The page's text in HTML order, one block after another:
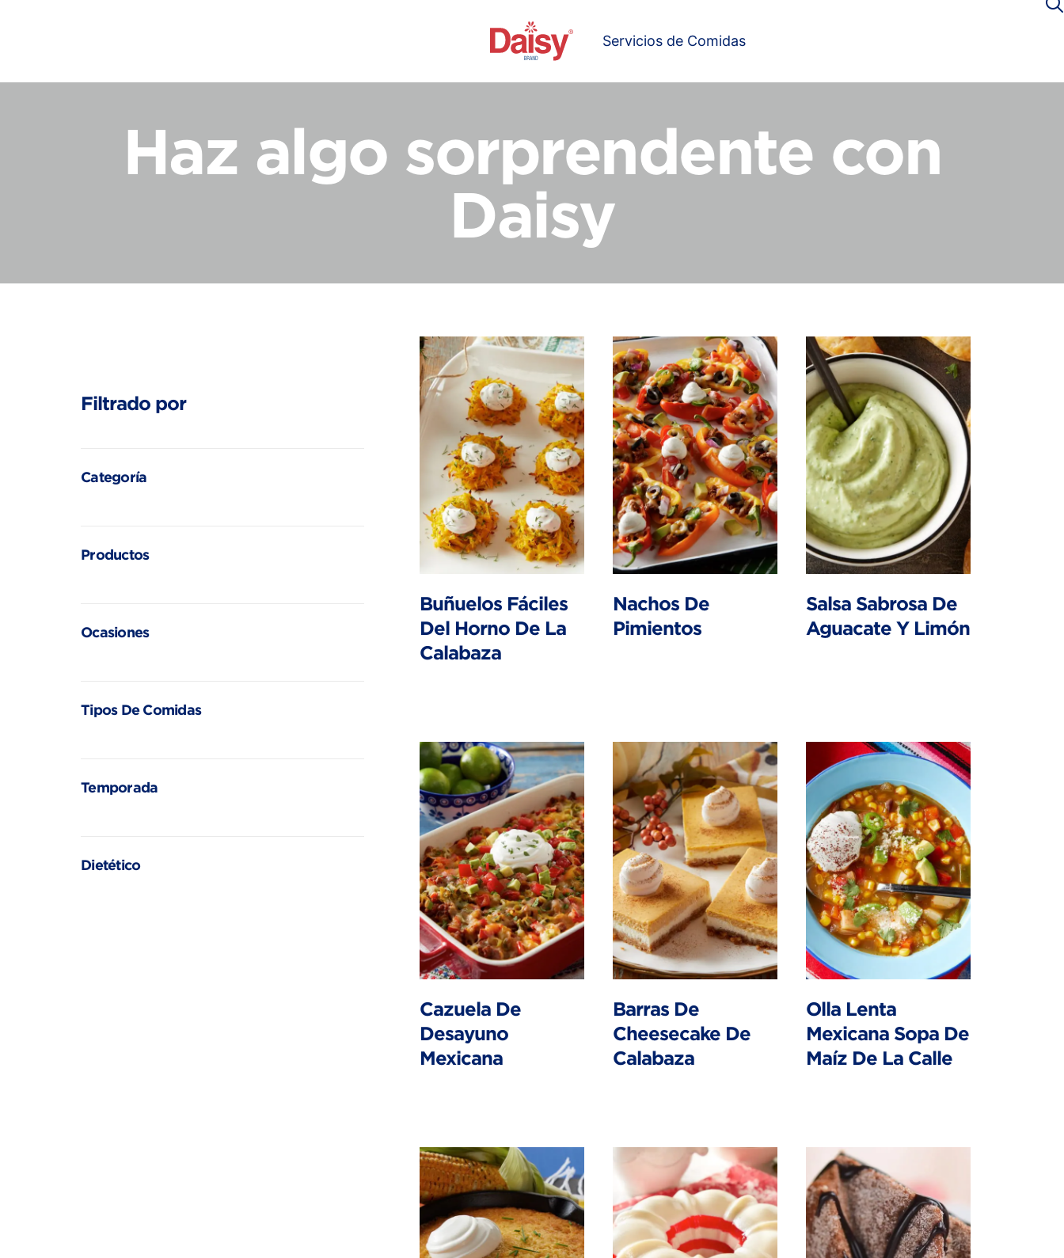
Servicios de Comidas
Haz algo sorprendente con
Daisy
Filtrado por
Categoría
Productos
Ocasiones
Tipos De Comidas
Temporada
Dietético
Buñuelos Fáciles
Del Horno De La
Calabaza
Nachos De
Pimientos
Salsa Sabrosa De
Aguacate Y Limón
Cazuela De
Desayuno
Mexicana
Barras De
Cheesecake De
Calabaza
Olla Lenta
Mexicana Sopa De
Maíz De La Calle